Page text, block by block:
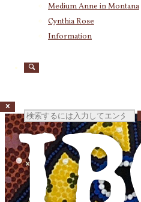
Medium Anne in Montana
Cynthia Rose
Information
検
索